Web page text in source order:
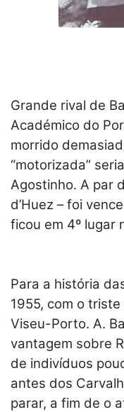
Grande rival de
Académico do
morrido
“motorizada”
Agostinho. A par
d’Huez – foi
ficou em 4º lugar
Para a história
1955, com o
Viseu-Porto. A.
vantagem sobre
de indivíduos
antes dos
parar, a fim de o